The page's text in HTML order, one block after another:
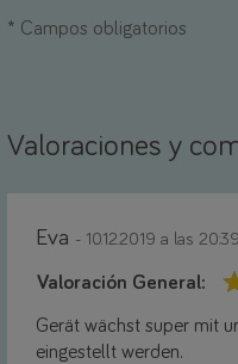
* Campos obligatorios
Valoraciones y
Eva - 10.12.2019 a las 20:39
Valoración General:
Gerät wächst super mit
eingestellt werden.